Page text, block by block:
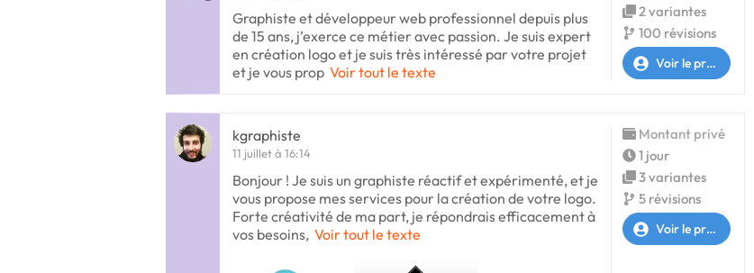
Graphiste et développeur web professionnel depuis plus
de 15 ans, j’exerce ce métier avec passion. Je suis expert
en création logo et je suis très intéressé par votre projet
et je vous prop Voir tout le texte
2 variantes
100 révisions
Voir le profil
kgraphiste
11 juillet à 16:14
Bonjour ! Je suis un graphiste réactif et expérimenté, et je
vous propose mes services pour la création de votre logo.
Forte créativité de ma part, je répondrais efficacement à
vos besoins, Voir tout le texte
Montant privé
1 jour
3 variantes
5 révisions
Voir le profil